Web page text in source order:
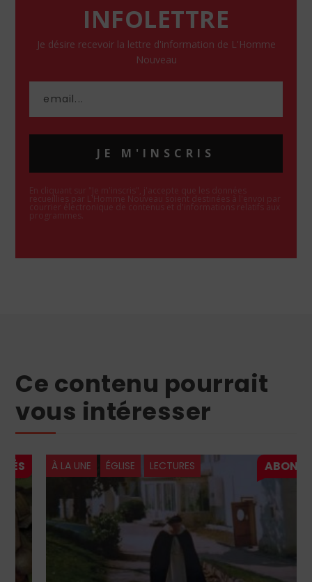
INFOLETTRE
Je désire recevoir la lettre d'information de L'Homme
Nouveau
JE M'INSCRIS
En cliquant sur "Je m'inscris", j'accepte que les données
recueillies par L'Homme Nouveau soient destinées à l'envoi par
courrier électronique de contenus et d'informations relatifs aux
programmes.
Ce contenu pourrait
vous intéresser
À LA UNE ÉGLISE LECTURES